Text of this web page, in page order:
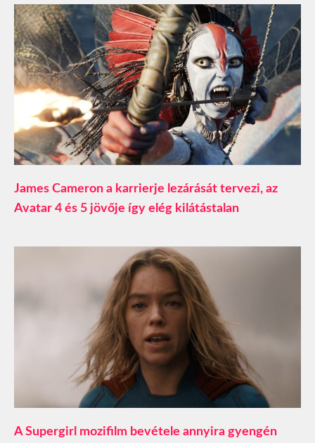
James Cameron a karrierje lezárását tervezi, az
Avatar 4 és 5 jövője így elég kilátástalan
A Supergirl mozifilm bevétele annyira gyengén